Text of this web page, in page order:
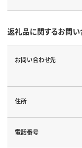
返礼品に関するお問
お問い合わせ先
住所
電話番号